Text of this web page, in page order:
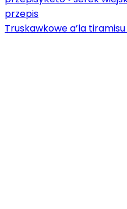
Truskawkowe a’la